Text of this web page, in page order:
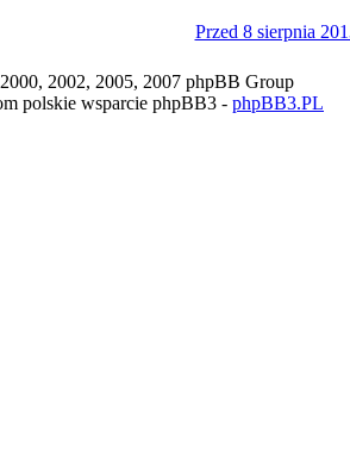
Przed 8 sierpnia
2002, 2005, 2007 phpBB Group
polskie wsparcie phpBB3 - phpBB3.PL